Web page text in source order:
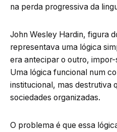
na perda progressiva da
John Wesley Hardin, figura
representava uma lógica
era antecipar o outro,
Uma lógica funcional num
institucional, mas destrutiva
sociedades organizadas.
O problema é que essa